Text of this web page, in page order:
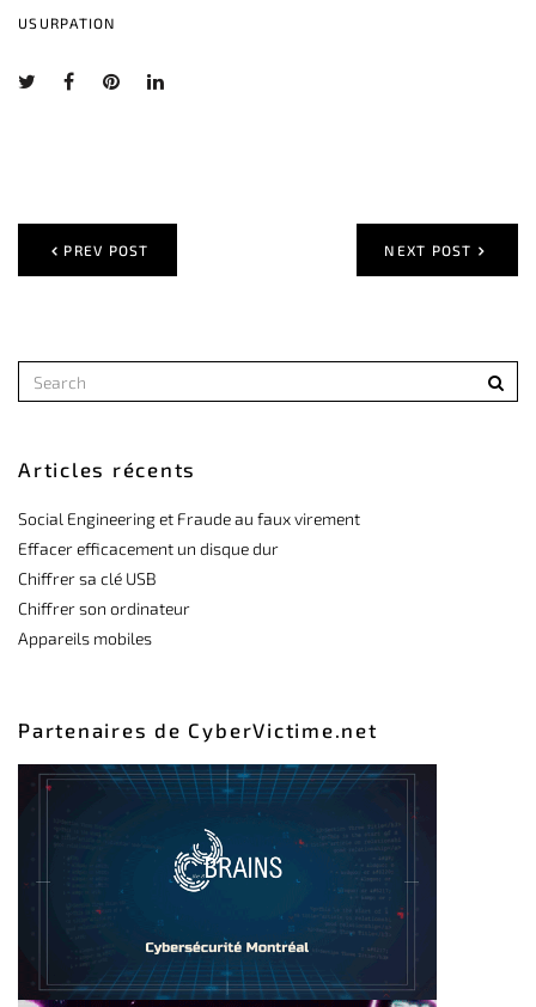
USURPATION
PREV POST NEXT POST
Articles récents
Social Engineering et Fraude au faux virement
Effacer efficacement un disque dur
Chiffrer sa clé USB
Chiffrer son ordinateur
Appareils mobiles
Partenaires de CyberVictime.net